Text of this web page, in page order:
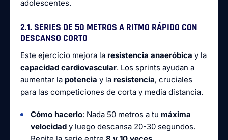
adolescentes.
2.1. SERIES DE 50 METROS A RITMO RÁPIDO CON
DESCANSO CORTO
Este ejercicio mejora la resistencia anaeróbica y la
capacidad cardiovascular. Los sprints ayudan a
aumentar la potencia y la resistencia, cruciales
para las competiciones de corta y media distancia.
Cómo hacerlo: Nada 50 metros a tu máxima
velocidad y luego descansa 20-30 segundos.